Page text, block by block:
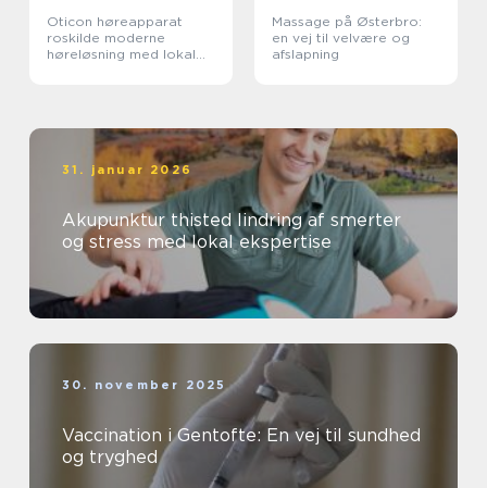
Oticon høreapparat
roskilde moderne
høreløsning med lokal
Massage på Østerbro:
en vej til velvære og
afslapning
31. januar 2026
Akupunktur thisted lindring af smerter
og stress med lokal ekspertise
30. november 2025
Vaccination i Gentofte: En vej til sundhed
og tryghed